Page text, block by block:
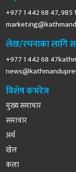
+977 1 442 68 47, 985
लेख/रचनाका लागि
+977 1 442 68
विशेष कभरेज
मुख्य समाचार
समाचार
अर्थ
खेल
कला